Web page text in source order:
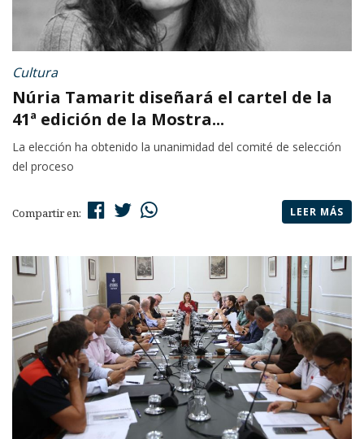
Cultura
Núria Tamarit diseñará el cartel de la
41ª edición de la Mostra...
La elección ha obtenido la unanimidad del comité de selección
del proceso
Compartir en: LEER MÁS